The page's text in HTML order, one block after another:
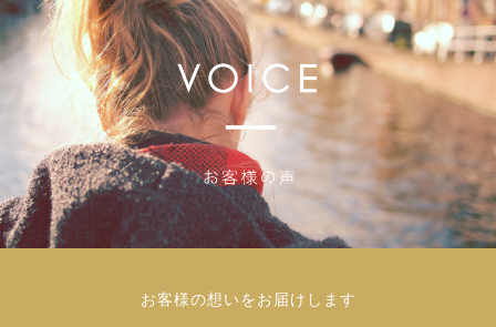
お客様の想いをお届けします